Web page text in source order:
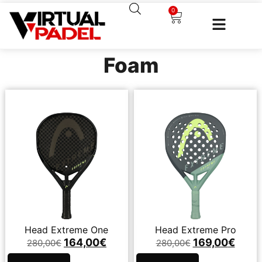
0
Foam
Head Extreme One
280,00€ 164,00€
Head Extreme Pro
280,00€ 169,00€